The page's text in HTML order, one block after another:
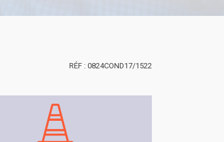
0824COND17/1522